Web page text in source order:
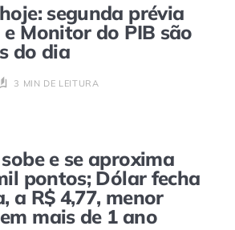
segunda prévia
e Monitor do PIB são
do dia
3 MIN DE LEITURA
e se aproxima
pontos; Dólar fecha
a R$ 4,77, menor
mais de 1 ano